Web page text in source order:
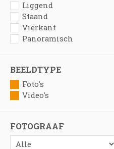
Liggend
Staand
Vierkant
Panoramisch
BEELDTYPE
Foto's
Video's
FOTOGRAAF